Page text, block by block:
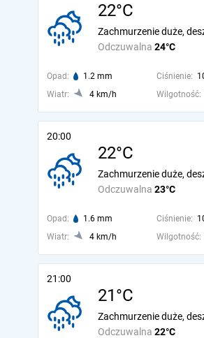
22°C
Odczuwalna 24°C
Zachmurzenie duże,
Opad: 1.2 mm Ciśnienie:
Wiatr:
4 km/h Wilgotność:
20:00
22°C
Odczuwalna 23°C
Zachmurzenie duże,
Opad: 1.6 mm Ciśnienie:
Wiatr:
4 km/h Wilgotność:
21:00
21°C
Odczuwalna 22°C
Zachmurzenie duże,